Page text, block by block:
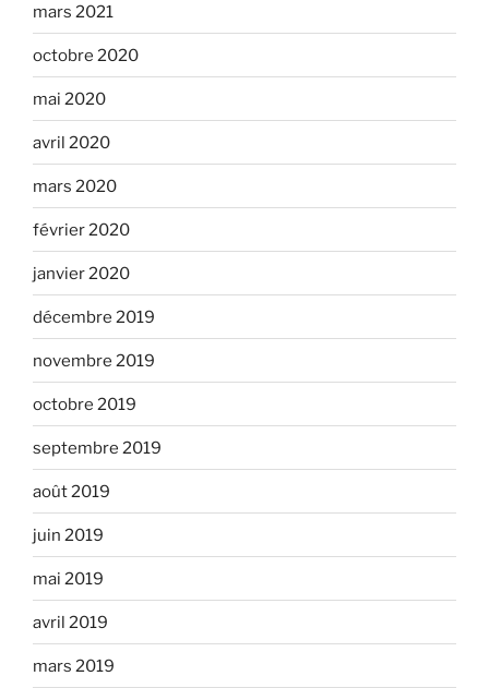
mars 2021
octobre 2020
mai 2020
avril 2020
mars 2020
février 2020
janvier 2020
décembre 2019
novembre 2019
octobre 2019
septembre 2019
août 2019
juin 2019
mai 2019
avril 2019
mars 2019